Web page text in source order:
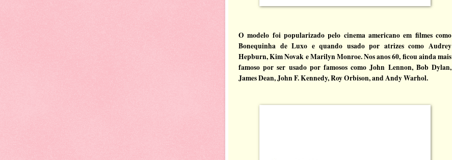
O modelo foi popularizado pelo cinema americano em filmes como
Bonequinha de Luxo e quando usado por atrizes como Audrey
Hepburn, Kim Novak e Marilyn Monroe. Nos anos 60, ficou ainda mais
famoso por ser usado por famosos como John Lennon, Bob Dylan,
James Dean, John F. Kennedy, Roy Orbison, and Andy Warhol.